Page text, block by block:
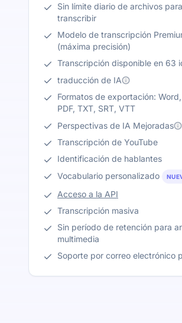
Sin límite diario de archivos para
transcribir
Modelo de transcripción
(máxima precisión)
Transcripción disponible en 63
traducción de IA
Formatos de exportación: Word,
PDF, TXT, SRT, VTT
Perspectivas de IA Mejoradas
Transcripción de YouTube
Identificación de hablantes
Vocabulario personalizado
Acceso a la API
Transcripción masiva
Sin período de retención para
multimedia
Soporte por correo electrónico